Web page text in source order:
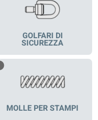
GOLFARI DI
SICUREZZA
MOLLE PER STAMPI